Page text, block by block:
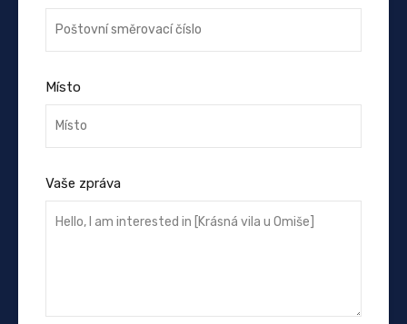
Místo
Vaše zpráva